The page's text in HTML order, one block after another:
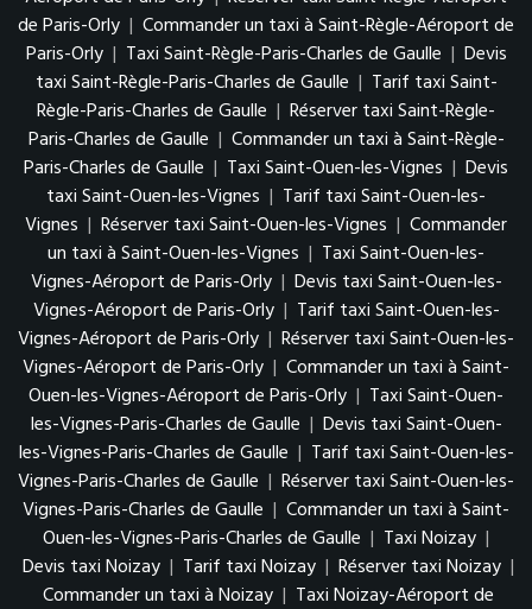
de Paris-Orly | Commander un taxi à Saint-Règle-Aéroport de
Paris-Orly | Taxi Saint-Règle-Paris-Charles de Gaulle | Devis
taxi Saint-Règle-Paris-Charles de Gaulle | Tarif taxi Saint-
Règle-Paris-Charles de Gaulle | Réserver taxi Saint-Règle-
Paris-Charles de Gaulle | Commander un taxi à Saint-Règle-
Paris-Charles de Gaulle | Taxi Saint-Ouen-les-Vignes | Devis
taxi Saint-Ouen-les-Vignes | Tarif taxi Saint-Ouen-les-
Vignes | Réserver taxi Saint-Ouen-les-Vignes | Commander
un taxi à Saint-Ouen-les-Vignes | Taxi Saint-Ouen-les-
Vignes-Aéroport de Paris-Orly | Devis taxi Saint-Ouen-les-
Vignes-Aéroport de Paris-Orly | Tarif taxi Saint-Ouen-les-
Vignes-Aéroport de Paris-Orly | Réserver taxi Saint-Ouen-les-
Vignes-Aéroport de Paris-Orly | Commander un taxi à Saint-
Ouen-les-Vignes-Aéroport de Paris-Orly | Taxi Saint-Ouen-
les-Vignes-Paris-Charles de Gaulle | Devis taxi Saint-Ouen-
les-Vignes-Paris-Charles de Gaulle | Tarif taxi Saint-Ouen-les-
Vignes-Paris-Charles de Gaulle | Réserver taxi Saint-Ouen-les-
Vignes-Paris-Charles de Gaulle | Commander un taxi à Saint-
Ouen-les-Vignes-Paris-Charles de Gaulle | Taxi Noizay |
Devis taxi Noizay | Tarif taxi Noizay | Réserver taxi Noizay |
Commander un taxi à Noizay | Taxi Noizay-Aéroport de